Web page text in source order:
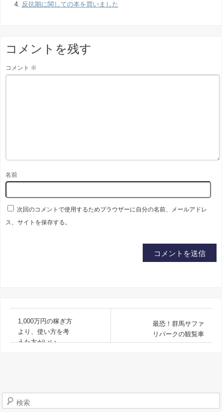
反抗期に関しての本を買いました
コメントを残す
コメント ※
名前
次回のコメントで使用するためブラウザーに自分の名前、メールアドレ
ス、サイトを保存する。
1,000万円の稼ぎ方
より、使い方を考
えた方がいい
最恐！群馬サファ
リパークの観覧車
検索